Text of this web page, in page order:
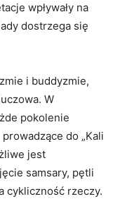
wpływały na
dostrzega się
i buddyzmie,
W
pokolenie
do „Kali
jest
samsary, pętli
cykliczność rzeczy.